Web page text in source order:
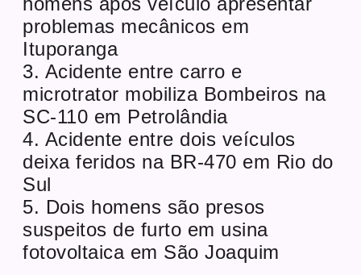
problemas mecânicos em
Ituporanga
3. Acidente entre carro e
microtrator mobiliza Bombeiros na
SC-110 em Petrolândia
4. Acidente entre dois veículos
deixa feridos na BR-470 em Rio do
Sul
5. Dois homens são presos
suspeitos de furto em usina
fotovoltaica em São Joaquim